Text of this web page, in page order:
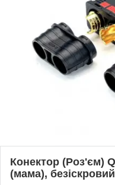
Конектор (Роз'єм)
(мама), безіскровий